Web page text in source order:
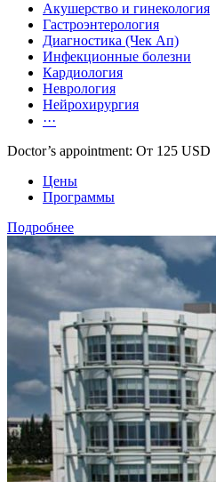
Акушерство и гинекология
Гастроэнтерология
Диагностика (Чек Ап)
Инфекционные болезни
Кардиология
Неврология
Нейрохирургия
···
Doctor’s appointment: От 125 USD
Цены
Программы
Подробнее